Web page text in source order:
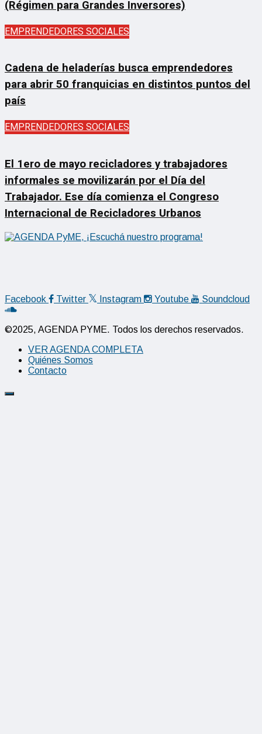
(Régimen para Grandes Inversores)
EMPRENDEDORES SOCIALES
Cadena de heladerías busca emprendedores
para abrir 50 franquicias en distintos puntos del
país
EMPRENDEDORES SOCIALES
El 1ero de mayo recicladores y trabajadores
informales se movilizarán por el Día del
Trabajador. Ese día comienza el Congreso
Internacional de Recicladores Urbanos
Facebook Twitter Instagram Youtube Soundcloud
©2025, AGENDA PYME. Todos los derechos reservados.
VER AGENDA COMPLETA
Quiénes Somos
Contacto